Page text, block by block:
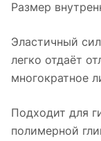
Размер
Эластичный
легко отдаёт
многократное
Подходит для
полимерной